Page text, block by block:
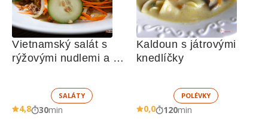
Vietnamský salát s
rýžovými nudlemi a
SALÁTY
4,8 30min
Kaldoun s játrovými
knedlíčky
POLÉVKY
0,0 120min